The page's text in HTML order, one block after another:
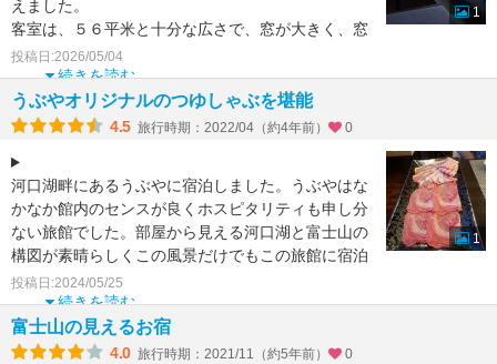
えました。
客室は、５６平米と十分な広さで、窓が大きく、窓
際にソファベッドと掘りごたつのようなテーブルが
あって、続きを読む
投稿日:2026/05/04
1
うぶやオリジナルのつゆしゃぶを堪能
4.5 旅行時期：2022/04（約4年前） 0
河口湖畔にあるうぶやに宿泊しました。うぶやはな
かなか館内のセンスが良くホスピタリティも申し分
ない旅館でした。部屋から見える河口湖と富士山の
構図が素晴らしくこの風景だけでもこの旅館に宿泊
する価値があると
続きを読む
投稿日:2024/05/25
1
富士山の見えるお宿
4.0 旅行時期：2021/11（約5年前） 0